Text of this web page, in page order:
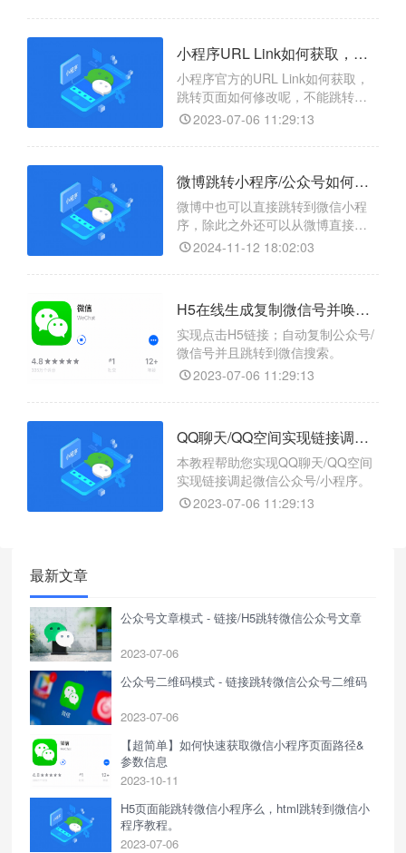
小程序URL Link如何获取，微信小程序URL Link如何修改跳转页面？
小程序官方的URL Link如何获取，
跳转页面如何修改呢，不能跳转如
何解决呢？
2023-07-06 11:29:13
微博跳转小程序/公众号如何实现？
微博中也可以直接跳转到微信小程
序，除此之外还可以从微博直接打
开小程序、视频号、公众号、小商
2024-11-12 18:02:03
H5在线生成复制微信号并唤起打开微信添加好友/关注公众号
实现点击H5链接；自动复制公众号/
微信号并且跳转到微信搜索。
2023-07-06 11:29:13
QQ聊天/QQ空间实现链接调起微信公众号/小程序
本教程帮助您实现QQ聊天/QQ空间
实现链接调起微信公众号/小程序。
2023-07-06 11:29:13
最新文章
公众号文章模式 - 链接/H5跳转微信公众号文章
2023-07-06
公众号二维码模式 - 链接跳转微信公众号二维码
2023-07-06
【超简单】如何快速获取微信小程序页面路径&
参数信息
2023-10-11
H5页面能跳转微信小程序么，html跳转到微信小
程序教程。
2023-07-06